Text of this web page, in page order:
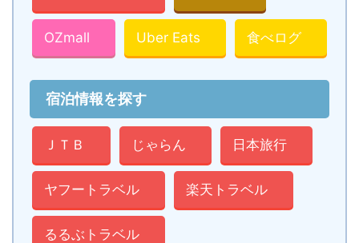
OZmall Uber Eats 食べログ
宿泊情報を探す
ＪＴＢ じゃらん 日本旅行
ヤフートラベル 楽天トラベル
るるぶトラベル